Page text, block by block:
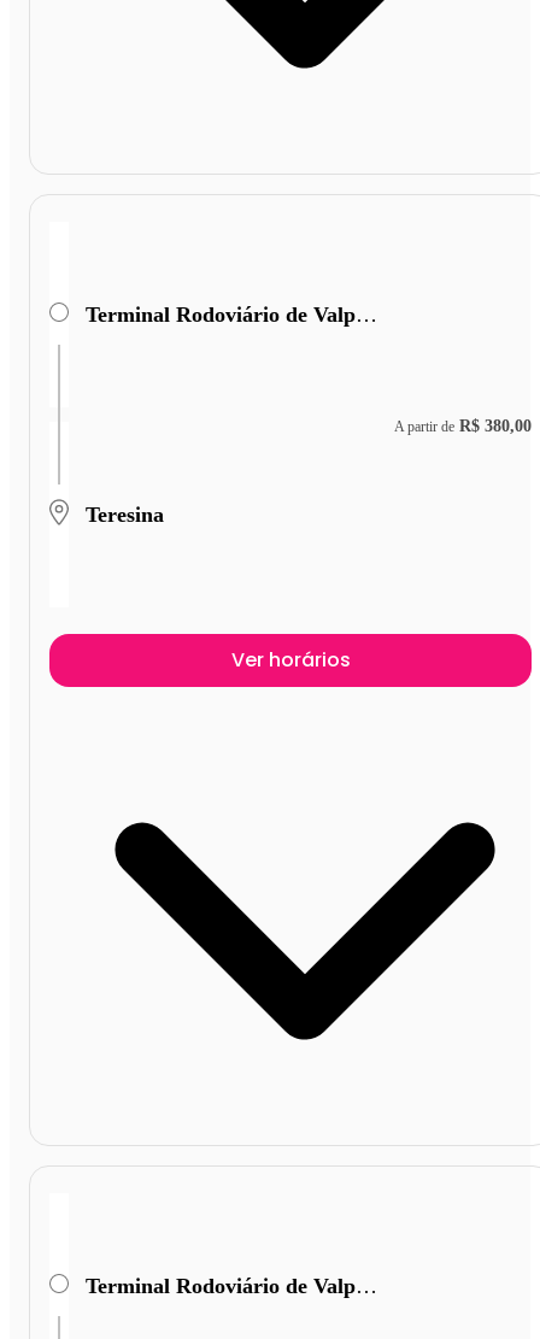
Terminal Rodoviário de Valparaiso de Goiás
Teresina
A partir de R$ 380,00
Ver horários
Terminal Rodoviário de Valparaiso de Goiás